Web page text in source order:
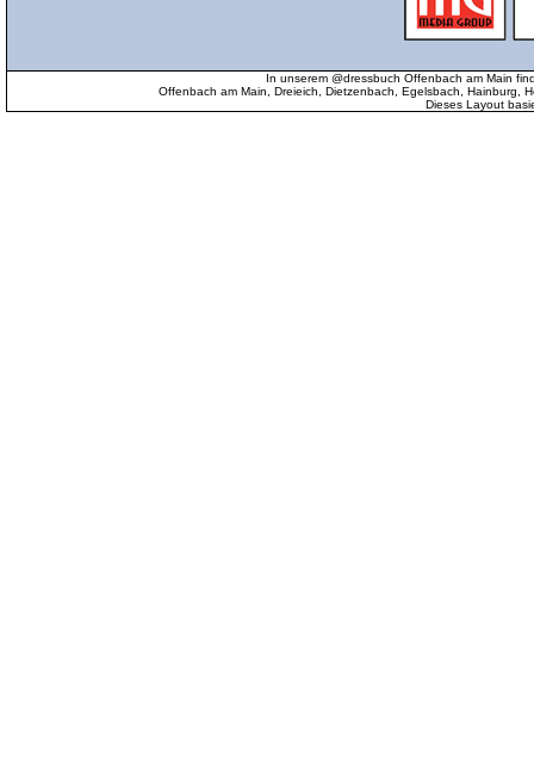
In unserem @dressbuch Offenbach am Main
Offenbach am Main, Dreieich, Dietzenbach, Egelsbach, Hainburg,
Dieses Layout